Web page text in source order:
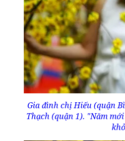
Gia đình chị Hiếu (quận
Thạch (quận 1). "Năm